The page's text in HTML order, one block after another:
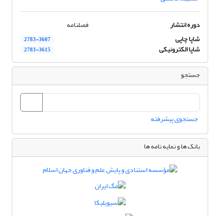
دوره انتشار
فصلنامه
شاپا چاپی
2783-3607
شاپا الکترونیکی 2783-3615
جستجو
جستجوی پیشرفته
بانک ها و نمایه نامه ها